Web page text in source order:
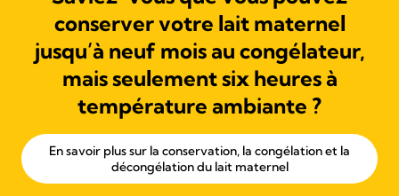
conserver votre lait maternel
jusqu’à neuf mois au congélateur,
mais seulement six heures à
température ambiante ?
En savoir plus sur la conservation, la congélation et la
décongélation du lait maternel